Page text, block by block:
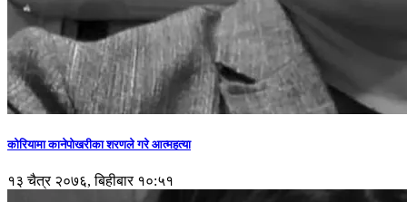
कोरियामा कानेपोखरीका शरणले गरे आत्महत्या
१३ चैत्र २०७६, बिहीबार १०:५१